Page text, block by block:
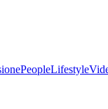
PeopleLifestyle